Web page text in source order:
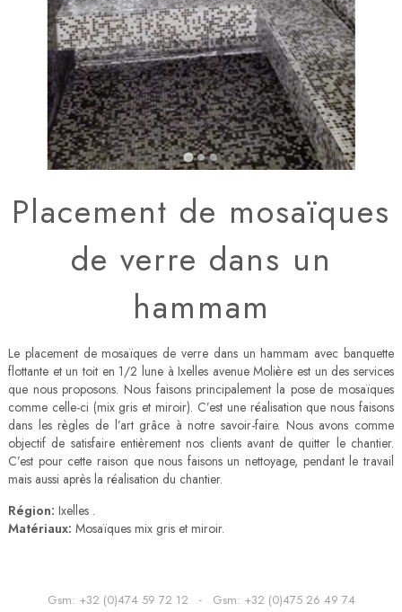
Placement de mosaïques
de verre dans un
hammam
Le placement de mosaïques de verre dans un hammam avec banquette
flottante et un toit en 1/2 lune à Ixelles avenue Molière est un des services
que nous proposons. Nous faisons principalement la pose de mosaïques
comme celle-ci (mix gris et miroir). C’est une réalisation que nous faisons
dans les règles de l’art grâce à notre savoir-faire. Nous avons comme
objectif de satisfaire entièrement nos clients avant de quitter le chantier.
C’est pour cette raison que nous faisons un nettoyage, pendant le travail
mais aussi après la réalisation du chantier.
Région: Ixelles .
Matériaux: Mosaïques mix gris et miroir.
Gsm: +32 (0)474 59 72 12 - Gsm: +32 (0)475 26 49 74